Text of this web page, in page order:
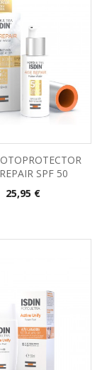
SPF 50
Precio
25,95 €